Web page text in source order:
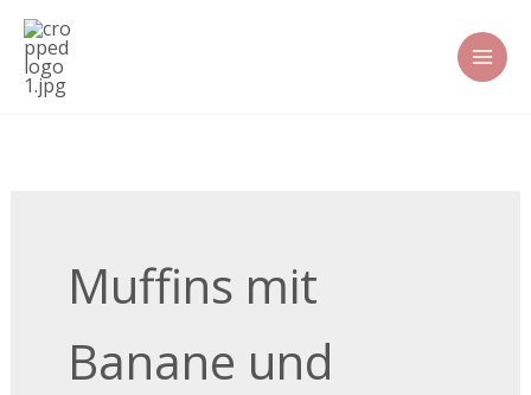
Zum
Inhalt
springen
Muffins mit
Banane und